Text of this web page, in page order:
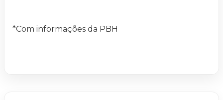
*Com informações da PBH